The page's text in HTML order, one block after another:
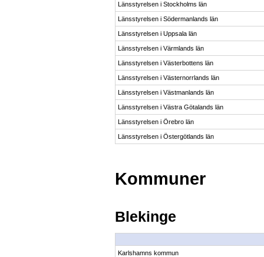
Länsstyrelsen i Stockholms län
Länsstyrelsen i Södermanlands län
Länsstyrelsen i Uppsala län
Länsstyrelsen i Värmlands län
Länsstyrelsen i Västerbottens län
Länsstyrelsen i Västernorrlands län
Länsstyrelsen i Västmanlands län
Länsstyrelsen i Västra Götalands län
Länsstyrelsen i Örebro län
Länsstyrelsen i Östergötlands län
Kommuner
Blekinge
Karlshamns kommun